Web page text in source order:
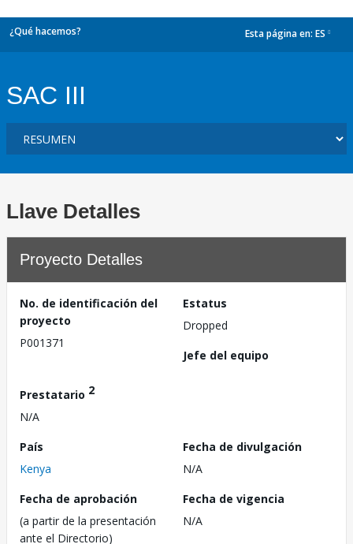
¿Qué hacemos? Esta página en: ES
SAC III
Llave Detalles
Proyecto Detalles
No. de identificación del
proyecto
P001371
Estatus
Dropped
Jefe del equipo
Prestatario 2
N/A
País
Kenya
Fecha de divulgación
N/A
Fecha de aprobación
(a partir de la presentación
ante el Directorio)
Fecha de vigencia
N/A